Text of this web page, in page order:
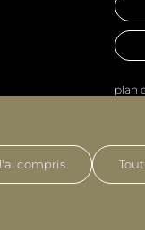
plan
© Les
compris